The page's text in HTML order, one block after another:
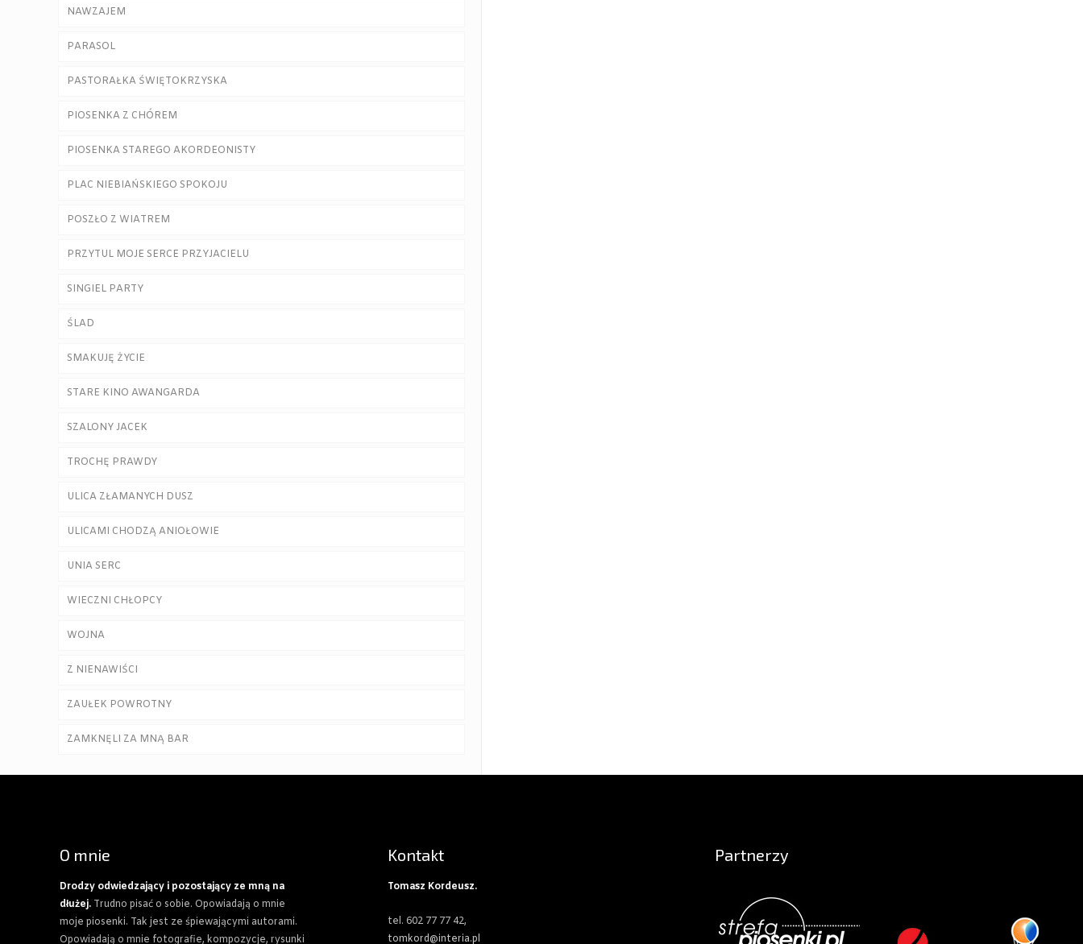
NAWZAJEM
PARASOL
PASTORAŁKA ŚWIĘTOKRZYSKA
PIOSENKA Z CHÓREM
PIOSENKA STAREGO AKORDEONISTY
PLAC NIEBIAŃSKIEGO SPOKOJU
POSZŁO Z WIATREM
PRZYTUL MOJE SERCE PRZYJACIELU
SINGIEL PARTY
ŚLAD
SMAKUJĘ ŻYCIE
STARE KINO AWANGARDA
SZALONY JACEK
TROCHĘ PRAWDY
ULICA ZŁAMANYCH DUSZ
ULICAMI CHODZĄ ANIOŁOWIE
UNIA SERC
WIECZNI CHŁOPCY
WOJNA
Z NIENAWIŚCI
ZAUŁEK POWROTNY
ZAMKNĘLI ZA MNĄ BAR
O mnie
Drodzy odwiedzający i pozostający ze mną na
dłużej. Trudno pisać o sobie. Opowiadają o mnie
moje piosenki. Tak jest ze śpiewającymi autorami.
Opowiadają o mnie fotografie, kompozycje, rysunki
Kontakt
Tomasz Kordeusz.
tel. 602 77 77 42,
tomkord@interia.pl
Partnerzy